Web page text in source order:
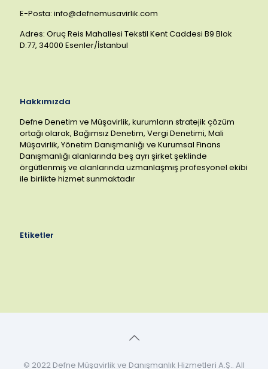
E-Posta: info@defnemusavirlik.com
Adres: Oruç Reis Mahallesi Tekstil Kent Caddesi B9 Blok
D:77, 34000 Esenler/İstanbul
Hakkımızda
Defne Denetim ve Müşavirlik, kurumların stratejik çözüm
ortağı olarak, Bağımsız Denetim, Vergi Denetimi, Mali
Müşavirlik, Yönetim Danışmanlığı ve Kurumsal Finans
Danışmanlığı alanlarında beş ayrı şirket şeklinde
örgütlenmiş ve alanlarında uzmanlaşmış profesyonel ekibi
ile birlikte hizmet sunmaktadır
Etiketler
© 2022 Defne Müşavirlik ve Danışmanlık Hizmetleri A.Ş.. All